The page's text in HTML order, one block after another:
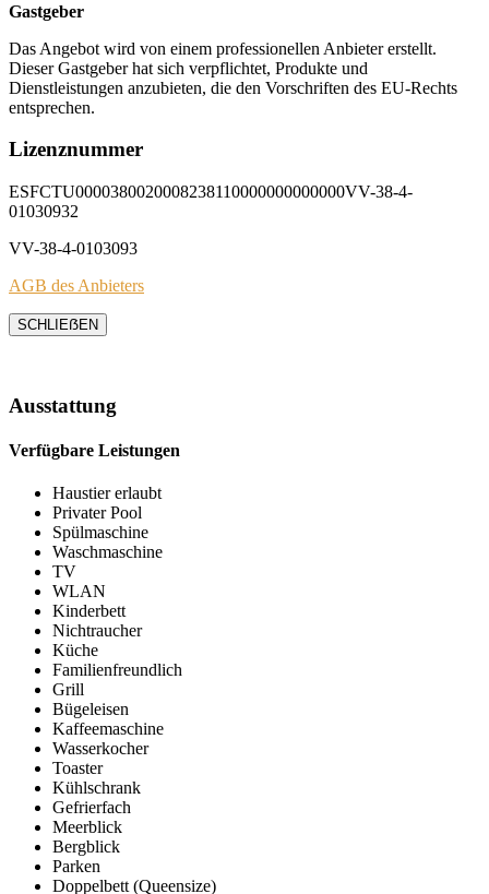
Gastgeber
Das Angebot wird von einem professionellen Anbieter erstellt.
Dieser Gastgeber hat sich verpflichtet, Produkte und
Dienstleistungen anzubieten, die den Vorschriften des EU-Rechts
entsprechen.
Lizenznummer
ESFCTU0000380020008238110000000000000VV-38-4-
01030932
VV-38-4-0103093
AGB des Anbieters
SCHLIEẞEN
Ausstattung
Verfügbare Leistungen
Haustier erlaubt
Privater Pool
Spülmaschine
Waschmaschine
TV
WLAN
Kinderbett
Nichtraucher
Küche
Familienfreundlich
Grill
Bügeleisen
Kaffeemaschine
Wasserkocher
Toaster
Kühlschrank
Gefrierfach
Meerblick
Bergblick
Parken
Doppelbett (Queensize)